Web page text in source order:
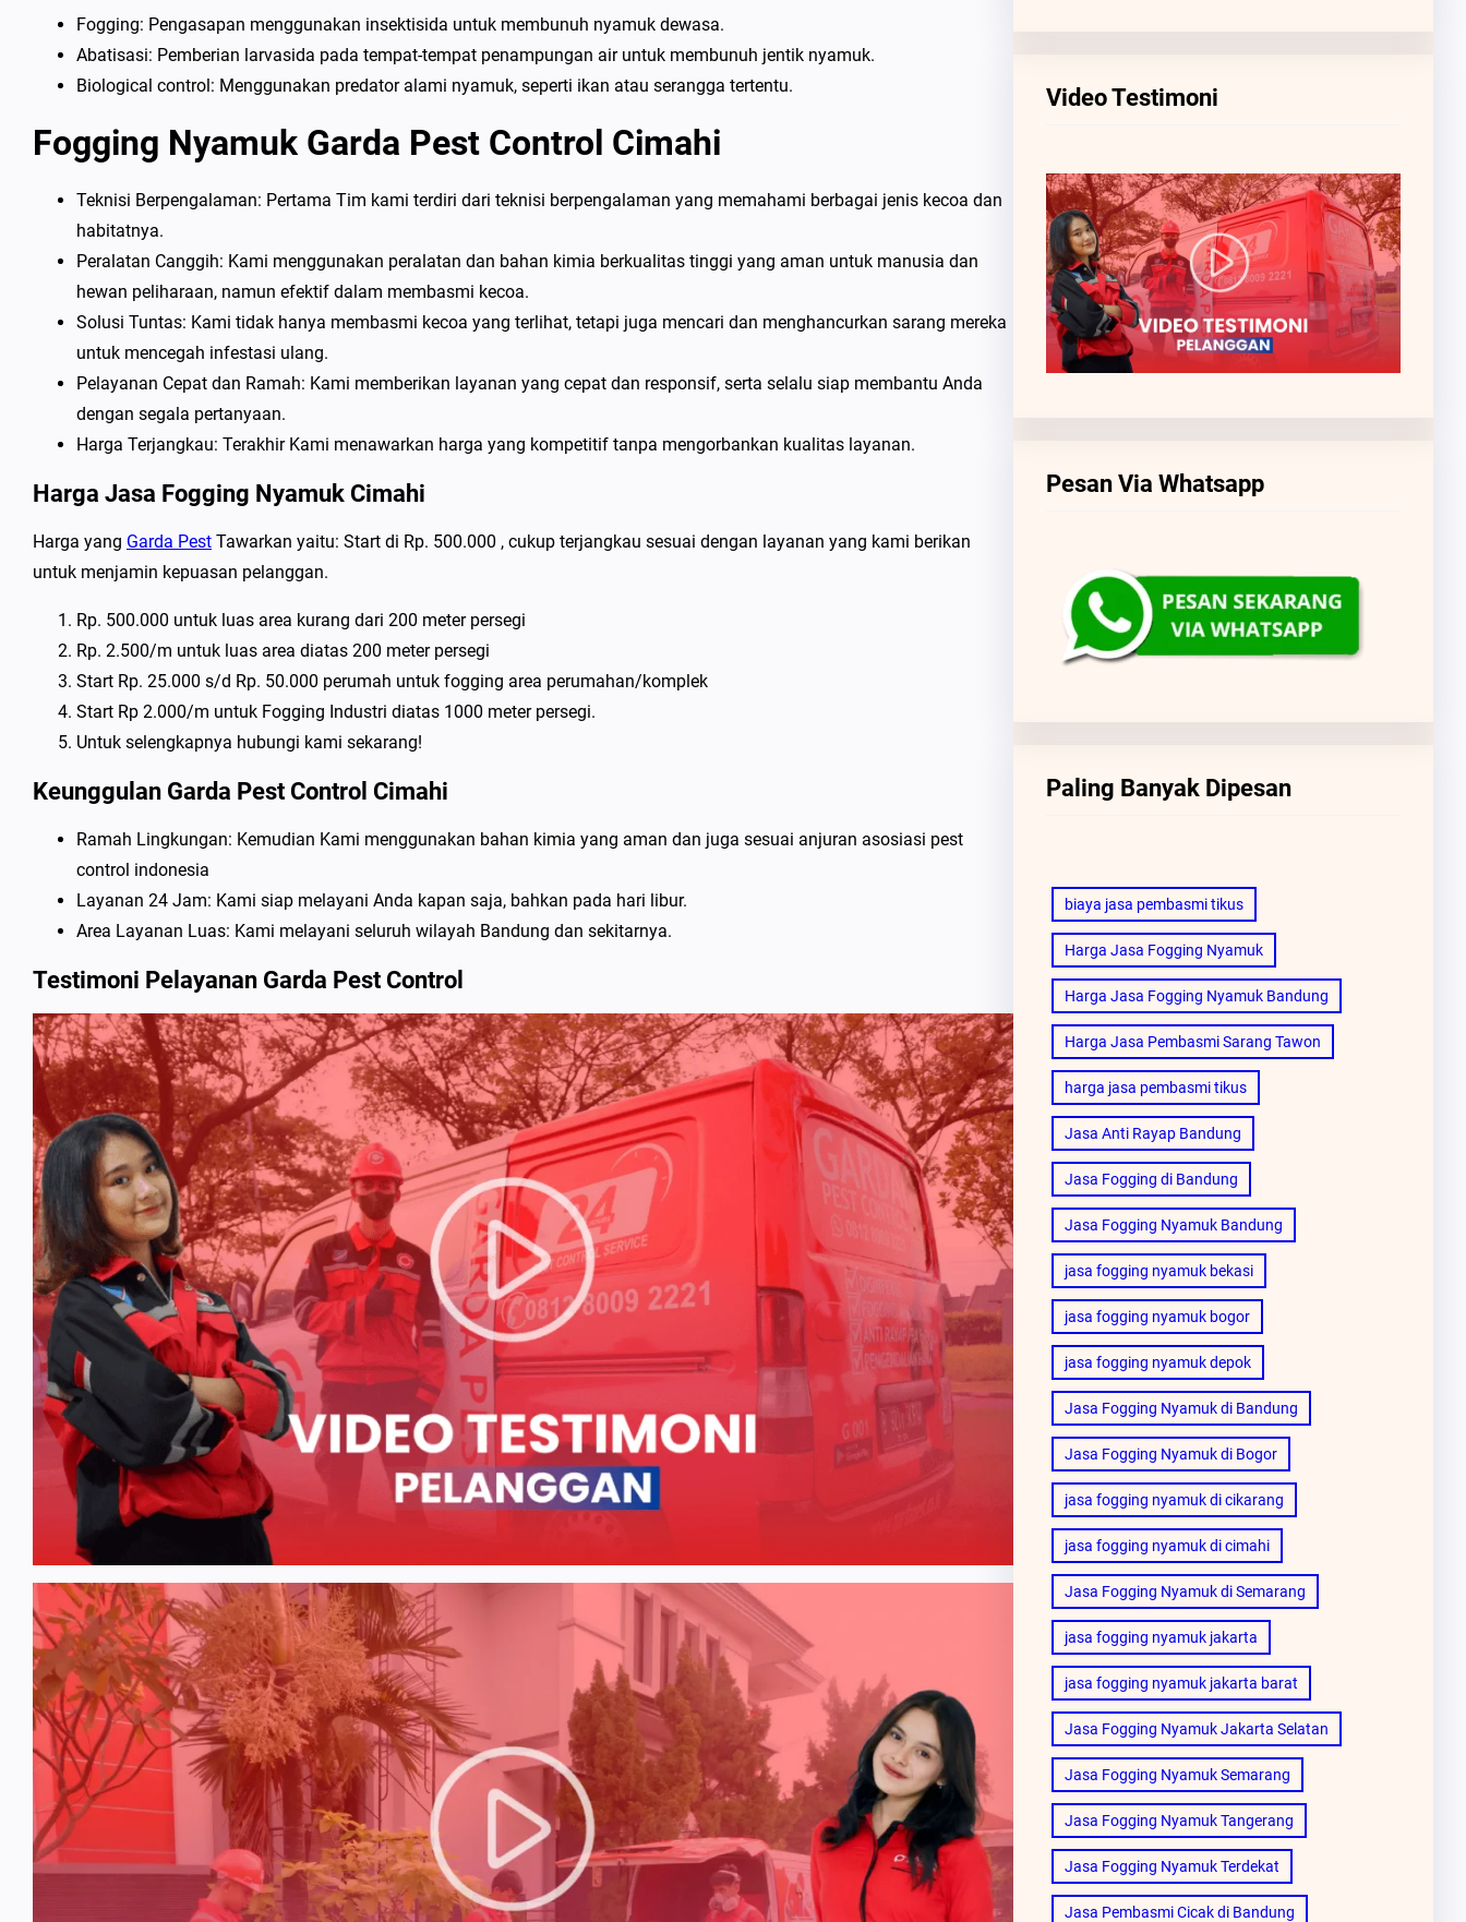
Fogging: Pengasapan menggunakan insektisida untuk membunuh nyamuk dewasa.
Abatisasi: Pemberian larvasida pada tempat-tempat penampungan air untuk membunuh jentik nyamuk.
Biological control: Menggunakan predator alami nyamuk, seperti ikan atau serangga tertentu.
Fogging Nyamuk Garda Pest Control Cimahi
Teknisi Berpengalaman: Pertama Tim kami terdiri dari teknisi berpengalaman yang memahami berbagai jenis kecoa dan
habitatnya.
Peralatan Canggih: Kami menggunakan peralatan dan bahan kimia berkualitas tinggi yang aman untuk manusia dan
hewan peliharaan, namun efektif dalam membasmi kecoa.
Solusi Tuntas: Kami tidak hanya membasmi kecoa yang terlihat, tetapi juga mencari dan menghancurkan sarang mereka
untuk mencegah infestasi ulang.
Pelayanan Cepat dan Ramah: Kami memberikan layanan yang cepat dan responsif, serta selalu siap membantu Anda
dengan segala pertanyaan.
Harga Terjangkau: Terakhir Kami menawarkan harga yang kompetitif tanpa mengorbankan kualitas layanan.
Harga Jasa Fogging Nyamuk Cimahi
Harga yang Garda Pest Tawarkan yaitu: Start di Rp. 500.000 , cukup terjangkau sesuai dengan layanan yang kami berikan
untuk menjamin kepuasan pelanggan.
Rp. 500.000 untuk luas area kurang dari 200 meter persegi
Rp. 2.500/m untuk luas area diatas 200 meter persegi
Start Rp. 25.000 s/d Rp. 50.000 perumah untuk fogging area perumahan/komplek
Start Rp 2.000/m untuk Fogging Industri diatas 1000 meter persegi.
Untuk selengkapnya hubungi kami sekarang!
Keunggulan Garda Pest Control Cimahi
Ramah Lingkungan: Kemudian Kami menggunakan bahan kimia yang aman dan juga sesuai anjuran asosiasi pest
control indonesia
Layanan 24 Jam: Kami siap melayani Anda kapan saja, bahkan pada hari libur.
Area Layanan Luas: Kami melayani seluruh wilayah Bandung dan sekitarnya.
Testimoni Pelayanan Garda Pest Control
Video Testimoni
Pesan Via Whatsapp
Paling Banyak Dipesan
biaya jasa pembasmi tikus
Harga Jasa Fogging Nyamuk
Harga Jasa Fogging Nyamuk Bandung
Harga Jasa Pembasmi Sarang Tawon
harga jasa pembasmi tikus
Jasa Anti Rayap Bandung
Jasa Fogging di Bandung
Jasa Fogging Nyamuk Bandung
jasa fogging nyamuk bekasi
jasa fogging nyamuk bogor
jasa fogging nyamuk depok
Jasa Fogging Nyamuk di Bandung
Jasa Fogging Nyamuk di Bogor
jasa fogging nyamuk di cikarang
jasa fogging nyamuk di cimahi
Jasa Fogging Nyamuk di Semarang
jasa fogging nyamuk jakarta
jasa fogging nyamuk jakarta barat
Jasa Fogging Nyamuk Jakarta Selatan
Jasa Fogging Nyamuk Semarang
Jasa Fogging Nyamuk Tangerang
Jasa Fogging Nyamuk Terdekat
Jasa Pembasmi Cicak di Bandung